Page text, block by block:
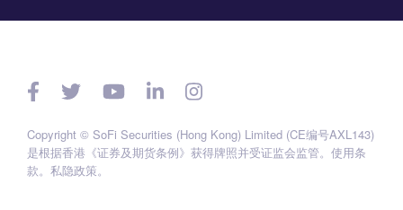
Copyright © SoFi Securities (Hong Kong) Limited (CE编号AXL143)
是根据香港《证券及期货条例》获得牌照并受证监会监管。 使用条
款。 私隐政策。